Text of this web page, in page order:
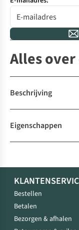
Alles
Beschrijving
Eigenschappen
Bestellen
Betalen
Bezorgen & afhalen